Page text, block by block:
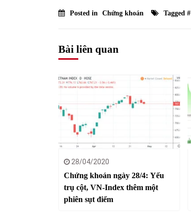
Posted in Chứng khoán Tagged #
Bài liên quan
28/04/2020
Chứng khoán ngày 28/4: Yếu
trụ cột, VN-Index thêm một
phiên sụt điểm